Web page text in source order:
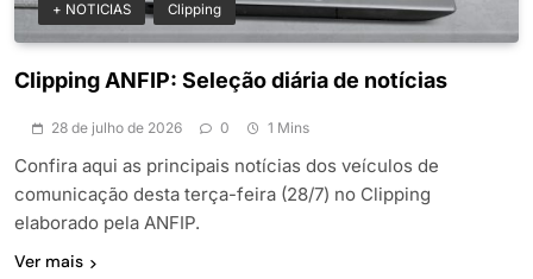
+ NOTICIAS Clipping
Clipping ANFIP: Seleção diária de notícias
28 de julho de 2026 0 1 Mins
Confira aqui as principais notícias dos veículos de
comunicação desta terça-feira (28/7) no Clipping
elaborado pela ANFIP.
Ver mais